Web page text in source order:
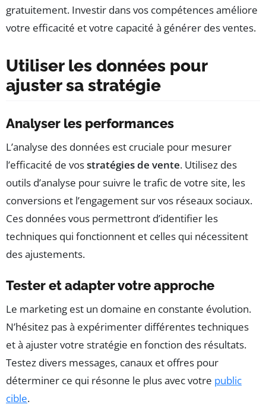
gratuitement. Investir dans vos compétences améliore
votre efficacité et votre capacité à générer des ventes.
Utiliser les données pour
ajuster sa stratégie
Analyser les performances
L’analyse des données est cruciale pour mesurer
l’efficacité de vosstratégies de vente. Utilisez des
outils d’analyse pour suivre le trafic de votre site, les
conversions et l’engagement sur vos réseaux sociaux.
Ces données vous permettront d’identifier les
techniques qui fonctionnent et celles qui nécessitent
des ajustements.
Tester et adapter votre approche
Le marketing est un domaine en constante évolution.
N’hésitez pas à expérimenter différentes techniques
et à ajuster votre stratégie en fonction des résultats.
Testez divers messages, canaux et offres pour
déterminer ce qui résonne le plus avec votre public
cible.